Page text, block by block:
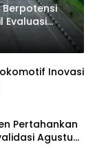
Berpotensi
Evaluasi
Inovasi
Pertahankan
Agustus